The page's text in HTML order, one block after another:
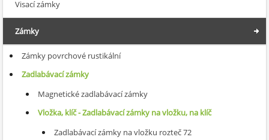
Visací zámky
Zámky
Zámky povrchové rustikální
Zadlabávací zámky
Magnetické zadlabávací zámky
Vložka, klíč - Zadlabávací zámky na vložku, na klíč
Zadlabávací zámky na vložku rozteč 72